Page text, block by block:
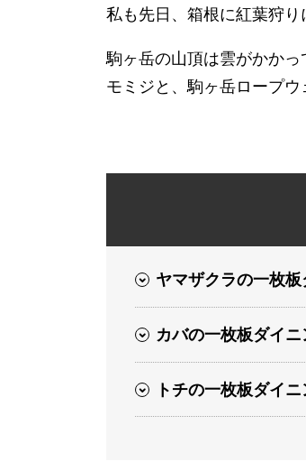
私も先日、箱根に紅葉狩り
駒ヶ岳の山頂は雲がかか
モミジと、駒ヶ岳ロープウ
ヤマザクラの一枚
カバの一枚板ダイ
トチの一枚板ダイ